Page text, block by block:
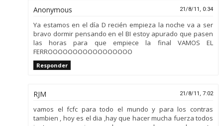
Anonymous 21/8/11, 0:34
Ya estamos en el día D recién empieza la noche va a ser
bravo dormir pensando en el BI estoy apurado que pasen
las horas para que empiece la final VAMOS EL
FERROOOOOOOOOOOOOOOOO
Responder
RJM 21/8/11, 7:02
vamos el fcfc para todo el mundo y para los contras
tambien , hoy es el dia ,hay que hacer mucha fuerza todos